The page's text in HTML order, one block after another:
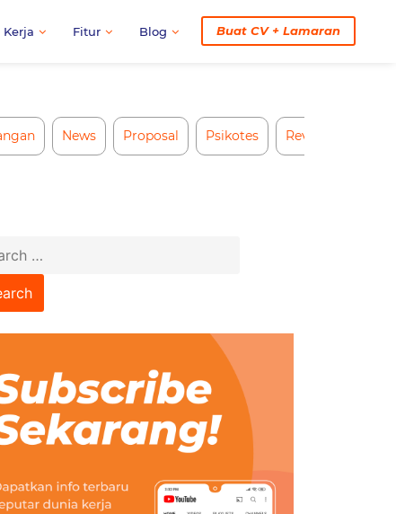
Kerja Fitur Blog Buat CV + Lamaran
News Proposal Psikotes Review CV AI